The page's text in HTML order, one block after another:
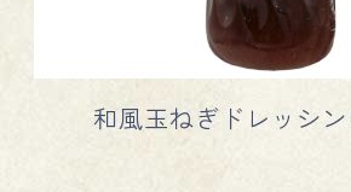
和風玉ねぎドレッシ